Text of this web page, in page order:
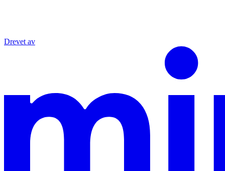
Drevet av